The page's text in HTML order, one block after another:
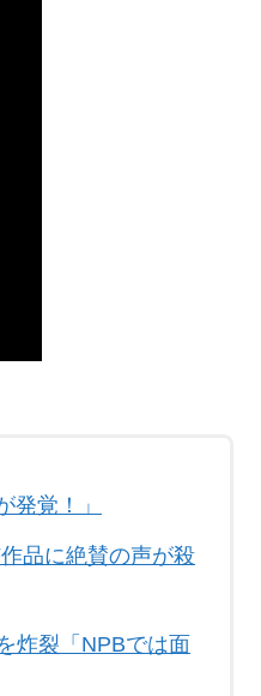
覚！」
品に絶賛の声が殺
炸裂「NPBでは面